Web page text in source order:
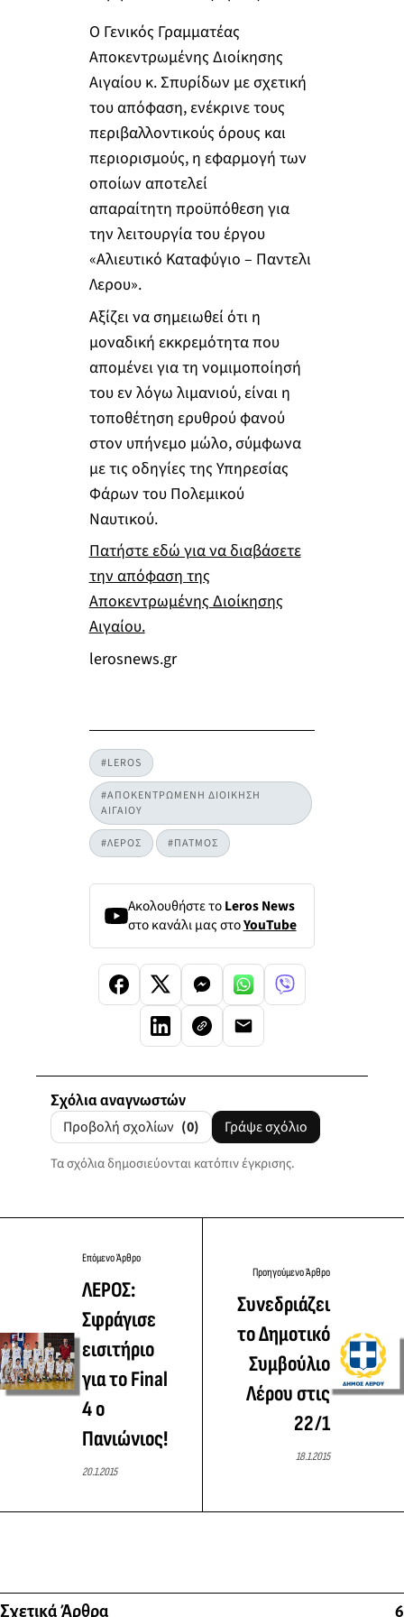
Ο Γενικός Γραμματέας
Αποκεντρωμένης Διοίκησης
Αιγαίου κ. Σπυρίδων με σχετική
του απόφαση, ενέκρινε τους
περιβαλλοντικούς όρους και
περιορισμούς, η εφαρμογή των
οποίων αποτελεί
απαραίτητη προϋπόθεση για
την λειτουργία του έργου
«Αλιευτικό Καταφύγιο – Παντελι
Λερου».
Αξίζει να σημειωθεί ότι η
μοναδική εκκρεμότητα που
απομένει για τη νομιμοποίησή
του εν λόγω λιμανιού, είναι η
τοποθέτηση ερυθρού φανού
στον υπήνεμο μώλο, σύμφωνα
με τις οδηγίες της Υπηρεσίας
Φάρων του Πολεμικού
Ναυτικού.
Πατήστε εδώ για να διαβάσετε
την απόφαση της
Αποκεντρωμένης Διοίκησης
Αιγαίου.
lerosnews.gr
#LEROS
#ΑΠΟΚΕΝΤΡΩΜΕΝΗ ΔΙΟΙΚΗΣΗ
ΑΙΓΑΙΟΥ
#ΛΕΡΟΣ #ΠΑΤΜΟΣ
Ακολουθήστε τοLeros News
στο κανάλι μας στοYouTube
Σχόλια αναγνωστών
Προβολή σχολίων (0) Γράψε σχόλιο
Τα σχόλια δημοσιεύονται κατόπιν έγκρισης.
Επόμενο Άρθρο
ΛΕΡΟΣ:
Σφράγισε
εισιτήριο
για το Final
4 ο
Πανιώνιος!
20.1.2015
Προηγούμενο Άρθρο
Συνεδριάζει
το Δημοτικό
Συμβούλιο
Λέρου στις
22/1
18.1.2015
Σχετικά Άρθρα 6